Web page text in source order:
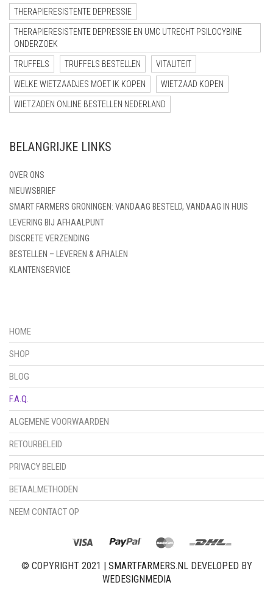
THERAPIERESISTENTE DEPRESSIE
THERAPIERESISTENTE DEPRESSIE EN UMC UTRECHT PSILOCYBINE
ONDERZOEK
TRUFFELS TRUFFELS BESTELLEN VITALITEIT
WELKE WIETZAADJES MOET IK KOPEN WIETZAAD KOPEN
WIETZADEN ONLINE BESTELLEN NEDERLAND
BELANGRIJKE LINKS
OVER ONS
NIEUWSBRIEF
SMART FARMERS GRONINGEN: VANDAAG BESTELD, VANDAAG IN HUIS
LEVERING BIJ AFHAALPUNT
DISCRETE VERZENDING
BESTELLEN – LEVEREN & AFHALEN
KLANTENSERVICE
HOME
SHOP
BLOG
F.A.Q.
ALGEMENE VOORWAARDEN
RETOURBELEID
PRIVACY BELEID
BETAALMETHODEN
NEEM CONTACT OP
© COPYRIGHT 2021 | SMARTFARMERS.NLDEVELOPED BY
WEDESIGNMEDIA